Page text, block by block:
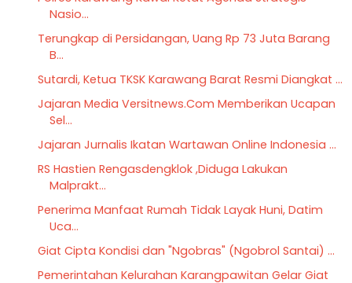
Nasio...
Terungkap di Persidangan, Uang Rp 73 Juta Barang
B...
Sutardi, Ketua TKSK Karawang Barat Resmi Diangkat ...
Jajaran Media Versitnews.Com Memberikan Ucapan
Sel...
Jajaran Jurnalis Ikatan Wartawan Online Indonesia ...
RS Hastien Rengasdengklok ,Diduga Lakukan
Malprakt...
Penerima Manfaat Rumah Tidak Layak Huni, Datim
Uca...
Giat Cipta Kondisi dan "Ngobras" (Ngobrol Santai) ...
Pemerintahan Kelurahan Karangpawitan Gelar Giat